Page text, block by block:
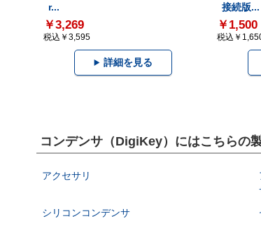
r...
￥3,269
税込￥3,595
詳細を見る
接続版...
￥1,500
税込￥
コンデンサ（DigiKey）にはこちらの
アクセサリ
シリコンコンデンサ